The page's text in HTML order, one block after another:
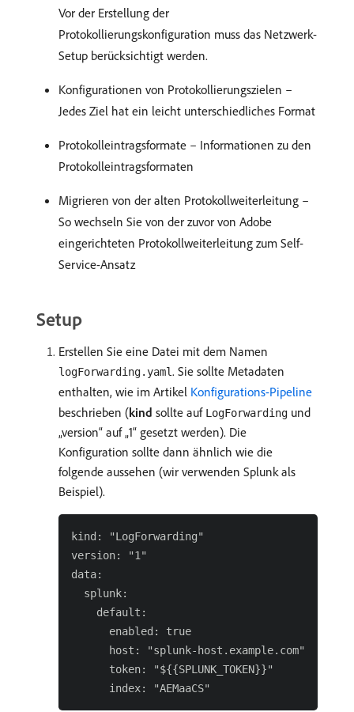
Vor der Erstellung der
Protokollierungskonfiguration muss das Netzwerk-
Setup berücksichtigt werden.
Konfigurationen von Protokollierungszielen –
Jedes Ziel hat ein leicht unterschiedliches Format
Protokolleintragsformate – Informationen zu den
Protokolleintragsformaten
Migrieren von der alten Protokollweiterleitung –
So wechseln Sie von der zuvor von Adobe
eingerichteten Protokollweiterleitung zum Self-
Service-Ansatz
Setup
Erstellen Sie eine Datei mit dem Namen
logForwarding.yaml. Sie sollte Metadaten
enthalten, wie im Artikel Konfigurations-Pipeline
beschrieben (kind sollte auf LogForwarding und
„version“ auf „1“ gesetzt werden). Die
Konfiguration sollte dann ähnlich wie die
folgende aussehen (wir verwenden Splunk als
Beispiel).
kind: "LogForwarding"
version: "1"
data:
  splunk:
    default:
      enabled: true
      host: "splunk-host.example.com"
      token: "${{SPLUNK_TOKEN}}"